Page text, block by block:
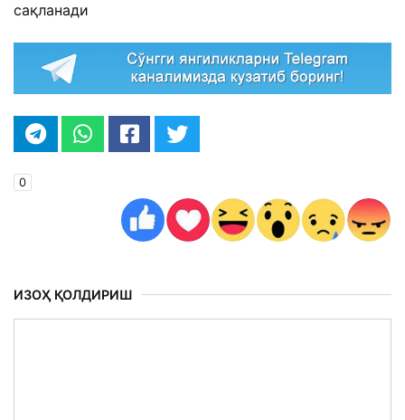
сақланади
0
ИЗОҲ ҚОЛДИРИШ